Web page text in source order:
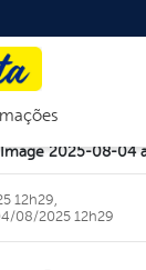
de navegação
2025-08-04
12h29,
08/2025 12h29